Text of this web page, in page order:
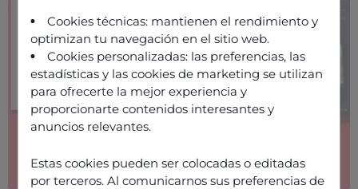
Cookies técnicas: mantienen el rendimiento y
optimizan tu navegación en el sitio web.
Cookies personalizadas: las preferencias, las
estadísticas y las cookies de marketing se utilizan
para ofrecerte la mejor experiencia y
proporcionarte contenidos interesantes y
anuncios relevantes.
Estas cookies pueden ser colocadas o editadas
por terceros. Al comunicarnos sus preferencias de